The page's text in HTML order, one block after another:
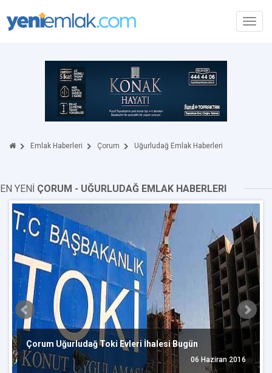
Emlak Haberleri Çorum Uğurludağ Emlak Haberleri
EN YENİ ÇORUM - UĞURLUDAĞ EMLAK HABERLERI
Çorum Uğurludağ Toki Evleri İhalesi Bugün
06 Haziran 2016